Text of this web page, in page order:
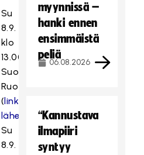
Su
8.9.
klo
13.00
Suomi–
Ruotsi
(linkki
lähetykseen)
Su
8.9.
myynnissä –
hanki ennen
ensimmäistä
peliä
06.08.2026
“Kannustava
ilmapiiri
syntyy